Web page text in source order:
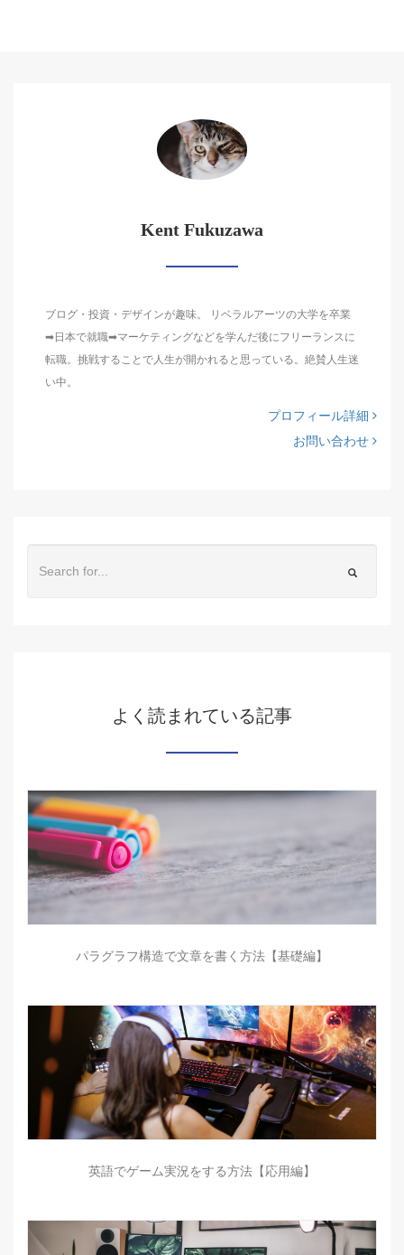
Kent Fukuzawa
ブログ・投資・デザインが趣味。 リベラルアーツの大学を卒業
➡日本で就職➡マーケティングなどを学んだ後にフリーランスに
転職。挑戦することで人生が開かれると思っている。絶賛人生迷
い中。
プロフィール詳細
お問い合わせ
よく読まれている記事
パラグラフ構造で文章を書く方法【基礎編】
英語でゲーム実況をする方法【応用編】